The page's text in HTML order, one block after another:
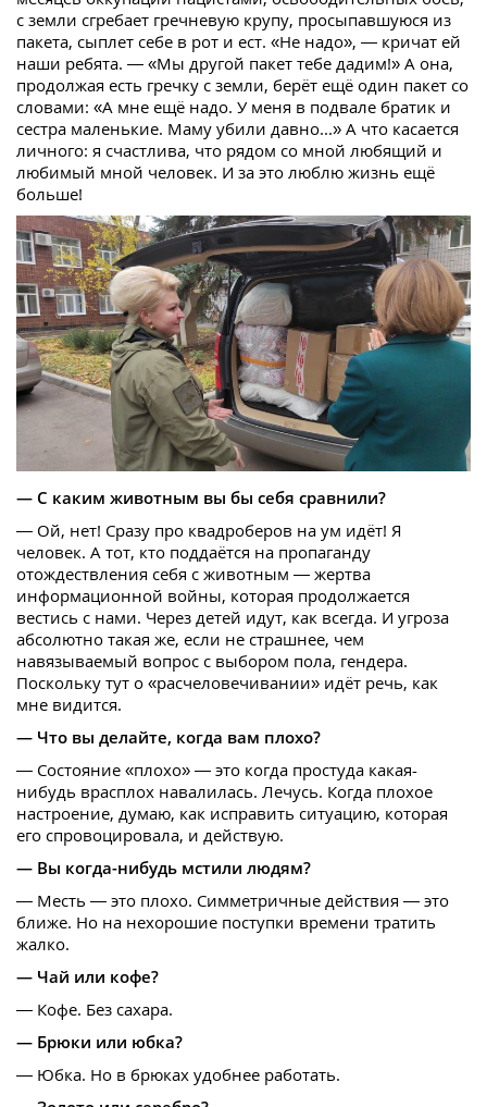
с земли сгребает гречневую крупу, просыпавшуюся из
пакета, сыплет себе в рот и ест. «Не надо», — кричат ей
наши ребята. — «Мы другой пакет тебе дадим!» А она,
продолжая есть гречку с земли, берёт ещё один пакет со
словами: «А мне ещё надо. У меня в подвале братик и
сестра маленькие. Маму убили давно...» А что касается
личного: я счастлива, что рядом со мной любящий и
любимый мной человек. И за это люблю жизнь ещё
больше!
— С каким животным вы бы себя сравнили?
— Ой, нет! Сразу про квадроберов на ум идёт! Я
человек. А тот, кто поддаётся на пропаганду
отождествления себя с животным — жертва
информационной войны, которая продолжается
вестись с нами. Через детей идут, как всегда. И угроза
абсолютно такая же, если не страшнее, чем
навязываемый вопрос с выбором пола, гендера.
Поскольку тут о «расчеловечивании» идёт речь, как
мне видится.
— Что вы делайте, когда вам плохо?
— Состояние «плохо» — это когда простуда какая-
нибудь врасплох навалилась. Лечусь. Когда плохое
настроение, думаю, как исправить ситуацию, которая
его спровоцировала, и действую.
— Вы когда-нибудь мстили людям?
— Месть — это плохо. Симметричные действия — это
ближе. Но на нехорошие поступки времени тратить
жалко.
— Чай или кофе?
— Кофе. Без сахара.
— Брюки или юбка?
— Юбка. Но в брюках удобнее работать.